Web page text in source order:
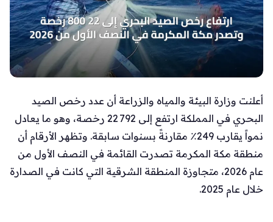
أعلنت وزارة البيئة والمياه والزراعة أن عدد رخص الصيد
البحري في المملكة ارتفع إلى 22 792 رخصة، وهو ما يعادل
نمواً يقارب 249٪ مقارنةً بسنوات سابقة. وتظهر الأرقام أن
منطقة مكة المكرمة تصدرت القائمة في النصف الأول من
عام 2026، متجاوزة المنطقة الشرقية التي كانت في الصدارة
خلال عام 2025.